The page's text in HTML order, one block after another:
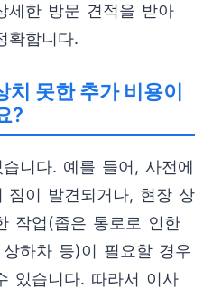
세한 방문 견적을 받아
확합니다.
치 못한 추가 비용이
?
니다. 예를 들어, 사전에
짐이 발견되거나, 현장 상
작업(좁은 통로로 인한
하차 등)이 필요할 경우
있습니다. 따라서 이사